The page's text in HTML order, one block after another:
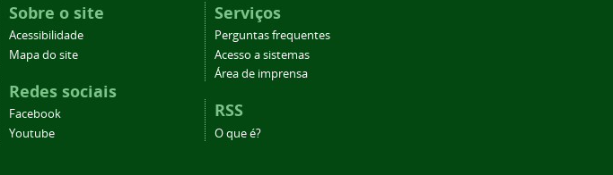
Sobre o site
Acessibilidade
Mapa do site
Redes sociais
Facebook
Youtube
Serviços
Perguntas frequentes
Acesso a sistemas
Área de imprensa
RSS
O que é?